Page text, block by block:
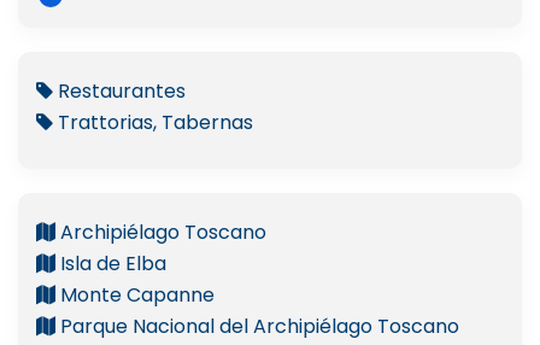
Restaurantes
Trattorias, Tabernas
Archipiélago Toscano
Isla de Elba
Monte Capanne
Parque Nacional del Archipiélago Toscano